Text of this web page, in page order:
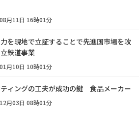
月11日 16時01分
を現地で立証することで先進国市場を攻
鉄道事業
月10日 10時01分
ィングの工夫が成功の鍵 食品メーカー
月03日 08時01分